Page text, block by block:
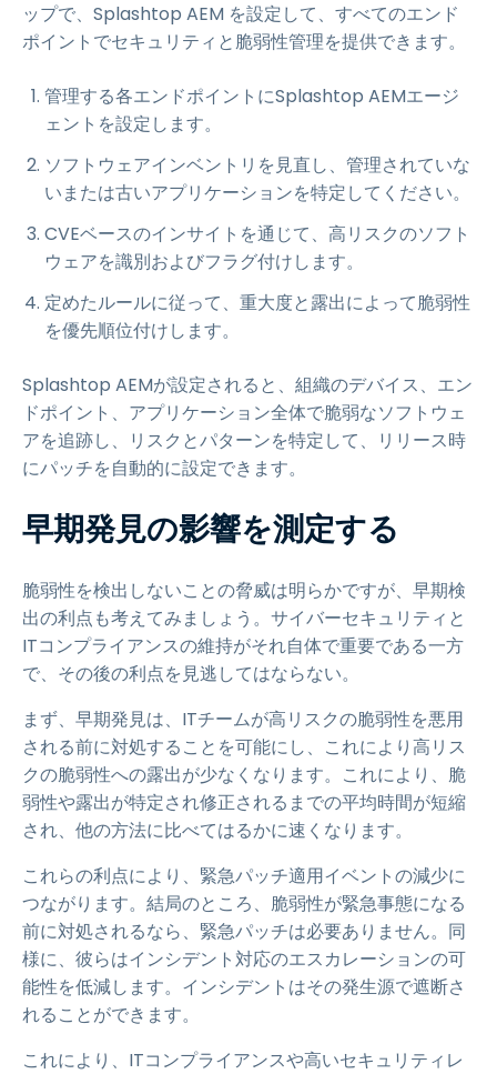
ップで、Splashtop AEM を設定して、すべてのエンド
ポイントでセキュリティと脆弱性管理を提供できます。
管理する各エンドポイントにSplashtop AEMエージ
ェントを設定します。
ソフトウェアインベントリを見直し、管理されていな
いまたは古いアプリケーションを特定してください。
CVEベースのインサイトを通じて、高リスクのソフト
ウェアを識別およびフラグ付けします。
定めたルールに従って、重大度と露出によって脆弱性
を優先順位付けします。
Splashtop AEMが設定されると、組織のデバイス、エン
ドポイント、アプリケーション全体で脆弱なソフトウェ
アを追跡し、リスクとパターンを特定して、リリース時
にパッチを自動的に設定できます。
早期発見の影響を測定する
脆弱性を検出しないことの脅威は明らかですが、早期検
出の利点も考えてみましょう。サイバーセキュリティと
ITコンプライアンスの維持がそれ自体で重要である一方
で、その後の利点を見逃してはならない。
まず、早期発見は、ITチームが高リスクの脆弱性を悪用
される前に対処することを可能にし、これにより高リス
クの脆弱性への露出が少なくなります。これにより、脆
弱性や露出が特定され修正されるまでの平均時間が短縮
され、他の方法に比べてはるかに速くなります。
これらの利点により、緊急パッチ適用イベントの減少に
つながります。結局のところ、脆弱性が緊急事態になる
前に対処されるなら、緊急パッチは必要ありません。同
様に、彼らはインシデント対応のエスカレーションの可
能性を低減します。インシデントはその発生源で遮断さ
れることができます。
これにより、ITコンプライアンスや高いセキュリティレ